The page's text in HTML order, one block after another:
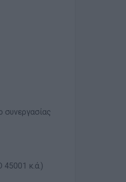
συνεργασίας
45001 κ.ά.)